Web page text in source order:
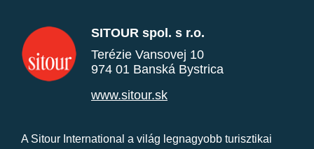
SITOUR spol. s r.o.
Terézie Vansovej 10
974 01 Banská Bystrica
www.sitour.sk
A Sitour International a világ legnagyobb turisztikai